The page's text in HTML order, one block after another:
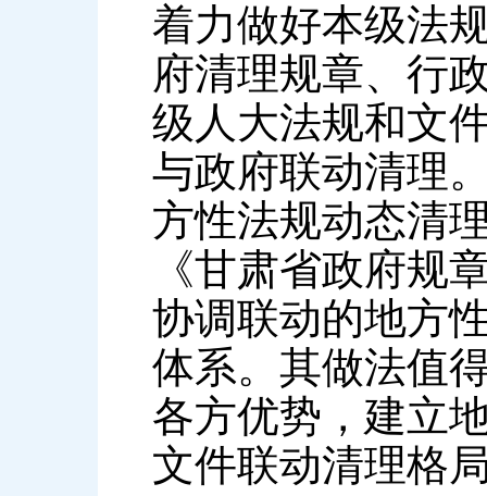
着力做好本级法
府清理规章、行
级人大法规和文
与政府联动清理
方性法规动态清
《甘肃省政府规
协调联动的地方
体系。其做法值
各方优势，建立
文件联动清理格